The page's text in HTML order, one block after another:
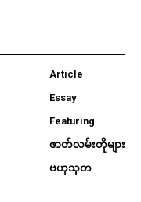
Article
Essay
Featuring
ဇာတ်လမ်းတိုများ
ဗဟုသုတ